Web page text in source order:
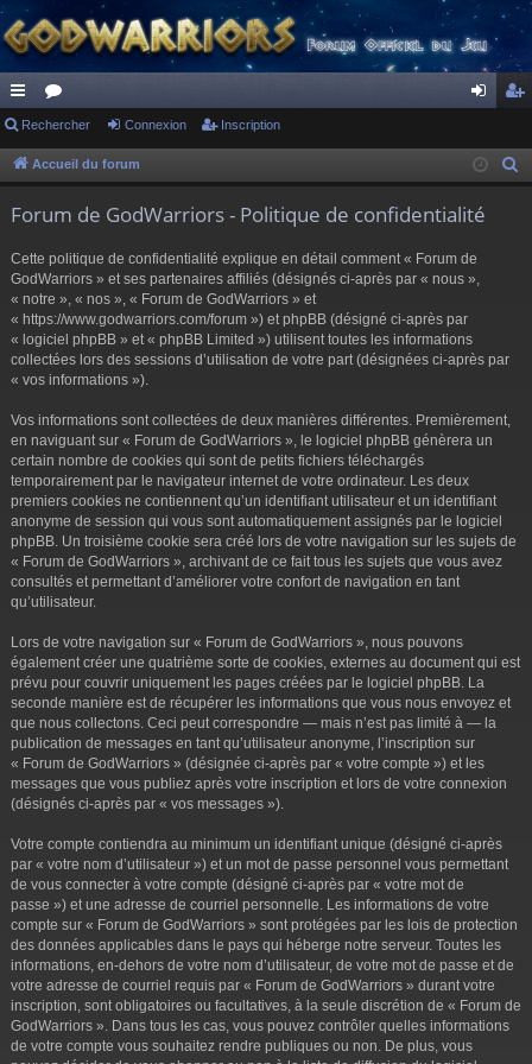
ac
co
s
or
u ne cri
Rechercher Connexion Inscription
Accueil du forum
Forum de GodWarriors - Politique de confidentialité
Cette politique de confidentialité explique en détail comment « Forum de
GodWarriors » et ses partenaires affiliés (désignés ci-après par « nous »,
« notre », « nos », « Forum de GodWarriors » et
« https://www.godwarriors.com/forum ») et phpBB (désigné ci-après par
« logiciel phpBB » et « phpBB Limited ») utilisent toutes les informations
collectées lors des sessions d’utilisation de votre part (désignées ci-après par
« vos informations »).
Vos informations sont collectées de deux manières différentes. Premièrement,
en naviguant sur « Forum de GodWarriors », le logiciel phpBB génèrera un
certain nombre de cookies qui sont de petits fichiers téléchargés
temporairement par le navigateur internet de votre ordinateur. Les deux
premiers cookies ne contiennent qu’un identifiant utilisateur et un identifiant
anonyme de session qui vous sont automatiquement assignés par le logiciel
phpBB. Un troisième cookie sera créé lors de votre navigation sur les sujets de
« Forum de GodWarriors », archivant de ce fait tous les sujets que vous avez
consultés et permettant d’améliorer votre confort de navigation en tant
qu’utilisateur.
Lors de votre navigation sur « Forum de GodWarriors », nous pouvons
également créer une quatrième sorte de cookies, externes au document qui est
prévu pour couvrir uniquement les pages créées par le logiciel phpBB. La
seconde manière est de récupérer les informations que vous nous envoyez et
que nous collectons. Ceci peut correspondre — mais n’est pas limité à — la
publication de messages en tant qu’utilisateur anonyme, l’inscription sur
« Forum de GodWarriors » (désignée ci-après par « votre compte ») et les
messages que vous publiez après votre inscription et lors de votre connexion
(désignés ci-après par « vos messages »).
Votre compte contiendra au minimum un identifiant unique (désigné ci-après
par « votre nom d’utilisateur ») et un mot de passe personnel vous permettant
de vous connecter à votre compte (désigné ci-après par « votre mot de
passe ») et une adresse de courriel personnelle. Les informations de votre
compte sur « Forum de GodWarriors » sont protégées par les lois de protection
des données applicables dans le pays qui héberge notre serveur. Toutes les
informations, en-dehors de votre nom d’utilisateur, de votre mot de passe et de
votre adresse de courriel requis par « Forum de GodWarriors » durant votre
inscription, sont obligatoires ou facultatives, à la seule discrétion de « Forum de
GodWarriors ». Dans tous les cas, vous pouvez contrôler quelles informations
de votre compte vous souhaitez rendre publiques ou non. De plus, vous